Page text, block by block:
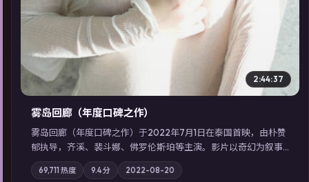
2:44:37
雾岛回廊（年度口碑之作）
雾岛回廊（年度口碑之作）于2022年7月1日在泰国首映，由朴赞
郁执导，齐溪、裴斗娜、佛罗伦斯·珀等主演。影片以奇幻为叙事
主轴，边境小镇的平静被一封匿名信彻底打破；摄影与配乐强化
地域气质；站内亦可通过「国产免费观看高清电视剧在线看」延
69,711 热度 9.4分 2022-08-20